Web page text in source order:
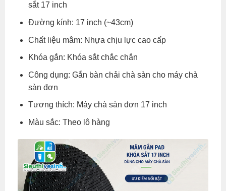
sắt 17 inch
Đường kính: 17 inch (~43cm)
Chất liệu mâm: Nhựa chịu lực cao cấp
Khóa gắn: Khóa sắt chắc chắn
Công dụng: Gắn bàn chải chà sàn cho máy chà
sàn đơn
Tương thích: Máy chà sàn đơn 17 inch
Màu sắc: Theo lô hàng